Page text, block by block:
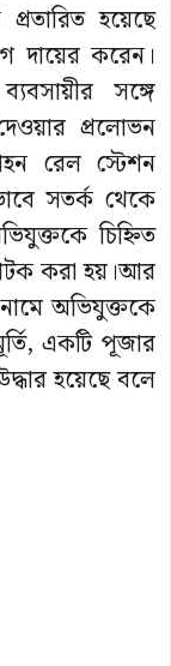
হয়েছে
দায়ের করেন।
সঙ্গে
প্রলোভন
রেল স্টেশন
সতর্ক থেকে
চিহ্নিত
করা হয়।আর
অভিযুক্তকে
একটি পূজার
হয়েছে বলে